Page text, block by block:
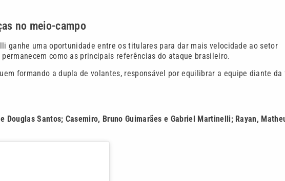
no meio-campo
ganhe uma oportunidade entre os titulares para dar mais velocidade ao setor
como as principais referências do ataque brasileiro.
formando a dupla de volantes, responsável por equilibrar a equipe diante da
Douglas Santos; Casemiro, Bruno Guimarães e Gabriel Martinelli; Rayan,